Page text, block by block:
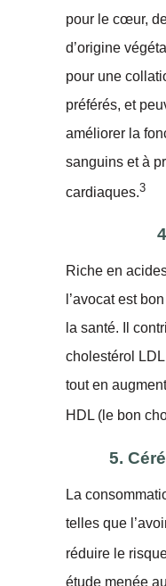
pour le cœur,
d’origine
pour une
préférés, et
améliorer la
sanguins et à
cardiaques.3
Riche en
l’avocat est
la santé. Il
cholestérol
tout en
HDL (le bon
5.
La
telles que
réduire le
étude menée